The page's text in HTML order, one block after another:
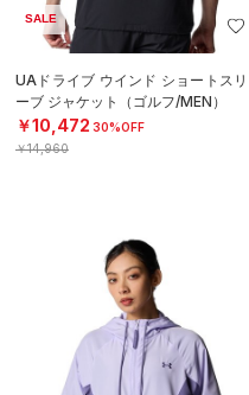
SALE
UAドライブ ウインド ショートスリ
ーブ ジャケット（ゴルフ/MEN）
￥10,472 30%OFF
￥14,960